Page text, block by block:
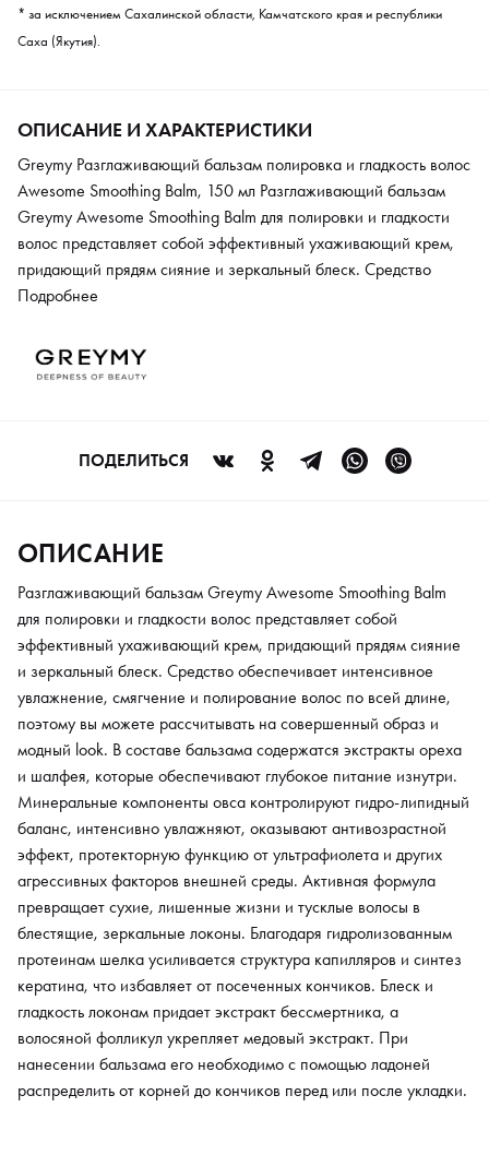
* за исключением Сахалинской области, Камчатского края и республики
Саха (Якутия).
ОПИСАНИЕ И ХАРАКТЕРИСТИКИ
Greymy Разглаживающий бальзам полировка и гладкость волос
Awesome Smoothing Balm, 150 мл Разглаживающий бальзам
Greymy Awesome Smoothing Balm для полировки и гладкости
волос представляет собой эффективный ухаживающий крем,
придающий прядям сияние и зеркальный блеск. Средство
обеспечивает интенсивное увлажнение, смягчение и
рассчитывать на совершенный образ и модный look. В составе
бальзама содержатся экстракты ореха и шалфея, которые
интенсивно увлажняют, оказывают антивозрастной эффект,
протекторную функцию от ультрафиолета и других
блестящие, зеркальные локоны. Благодаря гидролизованным
протеинам шелка усиливается структура капилляров и синтез
кератина, что избавляет от посеченных кончиков. Блеск и
гладкость локонам придает экстракт бессмертника, а
волосяной фолликул укрепляет медовый экстракт. При
нанесении бальзама его необходимо с помощью ладоней
распределить от корней до кончиков перед или после укладки.
Подробнее
ПОДЕЛИТЬСЯ
ОПИСАНИЕ
Разглаживающий бальзам Greymy Awesome Smoothing Balm
для полировки и гладкости волос представляет собой
эффективный ухаживающий крем, придающий прядям сияние
и зеркальный блеск. Средство обеспечивает интенсивное
увлажнение, смягчение и полирование волос по всей длине,
поэтому вы можете рассчитывать на совершенный образ и
модный look. В составе бальзама содержатся экстракты ореха
и шалфея, которые обеспечивают глубокое питание изнутри.
Минеральные компоненты овса контролируют гидро-липидный
баланс, интенсивно увлажняют, оказывают антивозрастной
эффект, протекторную функцию от ультрафиолета и других
агрессивных факторов внешней среды. Активная формула
превращает сухие, лишенные жизни и тусклые волосы в
блестящие, зеркальные локоны. Благодаря гидролизованным
протеинам шелка усиливается структура капилляров и синтез
кератина, что избавляет от посеченных кончиков. Блеск и
гладкость локонам придает экстракт бессмертника, а
волосяной фолликул укрепляет медовый экстракт. При
нанесении бальзама его необходимо с помощью ладоней
распределить от корней до кончиков перед или после укладки.